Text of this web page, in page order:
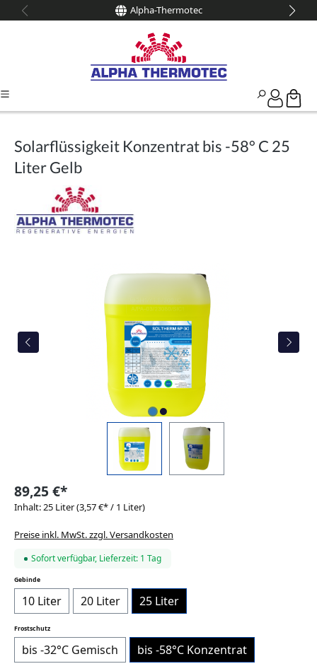
springen Alpha-Thermotec
Solarflüssigkeit Konzentrat bis -58° C 25
Liter Gelb
Bildergalerie überspringen
89,25 €*
Inhalt:25 Liter(3,57 €* / 1 Liter)
Preise inkl. MwSt. zzgl. Versandkosten
Sofort verfügbar, Lieferzeit: 1 Tag
Gebindeauswählen
10 Liter 20 Liter 25 Liter
Frostschutzauswählen
bis -32°C Gemisch bis -58°C Konzentrat